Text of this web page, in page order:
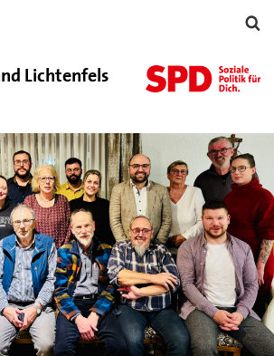
Lichtenfels